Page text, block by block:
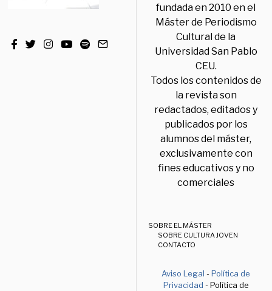
fundada en 2010 en el
Máster de Periodismo
Cultural de la
Universidad San Pablo
CEU.
Todos los contenidos de
la revista son
redactados, editados y
publicados por los
alumnos del máster,
exclusivamente con
fines educativos y no
comerciales
SOBRE EL MÁSTER
SOBRE CULTURA JOVEN
CONTACTO
Aviso Legal -Política de
Privacidad - Política de